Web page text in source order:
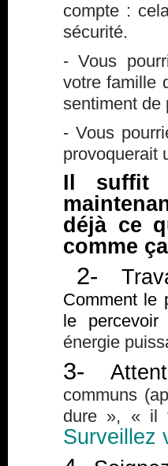
compte :
sécurité.
- Vous
votre famille
sentiment de
- Vous
provoquerait
Il suffit
déjà ce
comme
2-
Comment le
le
énergie
3-
communs
dure », « il
Surveillez